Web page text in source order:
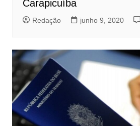
Carapicuíba
Redação junho 9, 2020